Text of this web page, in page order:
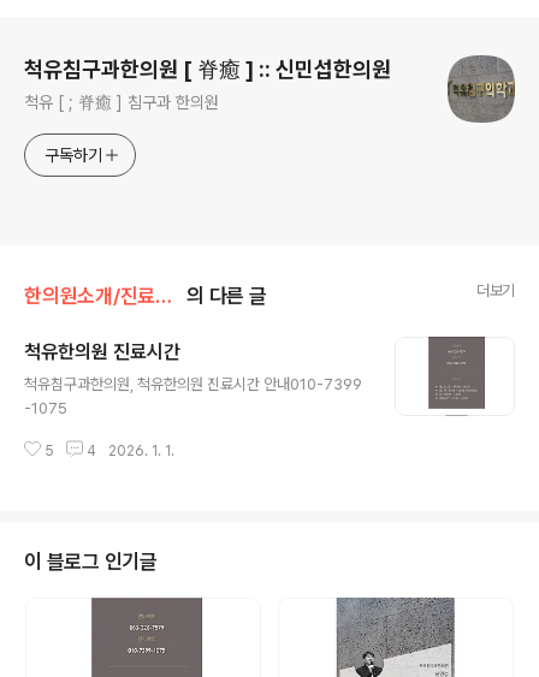
척유침구과한의원 [ 脊癒 ] :: 신민섭한의원
척유 [ ; 脊癒 ] 침구과 한의원
구독하기
한의원소개/진료시간 의 다른 글 더보기
척유한의원 진료시간
척유침구과한의원, 척유한의원 진료시간 안내010-7399
-1075
5 4 2026. 1. 1.
이 블로그 인기글